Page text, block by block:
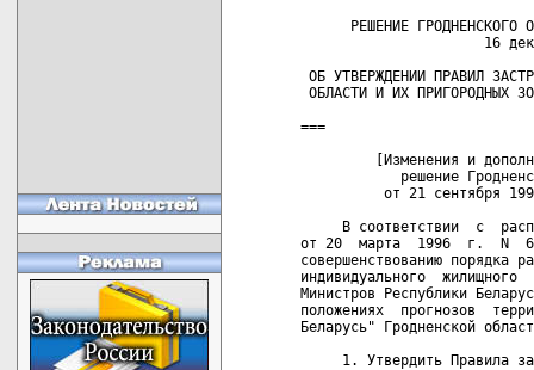
РЕШЕНИЕ ГРОДНЕНСКОГО ОБЛАСТНОГО ИСПОЛНИТЕЛЬНОГО КОМИТЕТА
                      16 декабря 1996 г. N 468

 ОБ УТВЕРЖДЕНИИ ПРАВИЛ ЗАСТРОЙКИ ГОРОДОВ ГРОДНЕНСКОЙ
 ОБЛАСТИ И ИХ ПРИГОРОДНЫХ ЗОН

===

         [Изменения и дополнения:
            решение Гродненского областного исполнительного комитета
          от 21 сентября 1998 г. N 412]

     В соответствии  с  распоряжением Президента Республики Беларусь
от 20  марта  1996  г.  N  65рп  "О  программе первоочередных мер по
совершенствованию порядка размещения, финансирования и осуществления
индивидуального  жилищного  строительства" и постановлением Кабинета
Министров Республики Беларусь от 27 марта 1996 г. N 214 "Об основных
положениях  прогнозов  территориального  развития городов Республики
Беларусь" Гродненской областной исполнительный комитет решил:

     1. Утвердить Правила застройки городов Гродненской области и их
пригородных зон (прилагаются).

     2. Городским и районным исполнительным комитетам, управлениям и
отделам облисполкома,   предприятиям,   организациям   и  гражданам,
осуществляющим строительство, руководствоваться настоящими Правилами
при размещении,  проектировании  и строительстве объектов в городах,
городских поселках и пригородных зонах.

 Первый заместитель председателя                          М.А.ЛОГВИН

 Управляющий делами                                     Р.К.СИДОРЧИК

                                                УТВЕРЖДЕНО
                                                Решение Гродненского
                                                облисполкома
                                                16.12.1996 N 468

           ПРАВИЛА ЗАСТРОЙКИ ГОРОДОВ ГРОДНЕНСКОЙ ОБЛАСТИ
                        И ИХ ПРИГОРОДНЫХ ЗОН

     Правила застройки  городов Гродненской области и их пригородных
зон (далее  -  Правила)  разработаны  на  основе  Примерных   правил
застройки   городов   и   пригородных   зон,  утвержденных  приказом
Министерства архитектуры и строительства Республики Беларусь  от  28
августа 1996  г.  N  292,  в соответствии с распоряжением Президента
Республики Беларусь от 20 марта 1996 г. N 65рп и утверждены решением
Гродненского облисполкома от 16 декабря 1996 г. N 468.
     Деятельность по застройке и территориальному развитию города  и
его пригородной  зоны,  порядок  которой  устанавливается настоящими
Правилами, должна быть направлена на реализацию следующих принципов:
     - создание    устойчивого    развития    благоприятной    среды
жизнедеятельности, улучшение общей экологической обстановки;
     - уважение  и согласование законных прав городского сообщества,
лиц, осуществляющих  строительство,   владельцев   и   пользователей
объектов недвижимого  имущества  при  осуществлении  деятельности по
развитию и застройке города и его пригородной зоны;
     - рациональное    использование    территориальных    ресурсов,
повышение экономической эффективности инвестиционной деятельности на
территориях города и пригородной зоны;
     - создание  и  совершенствование   уникального   архитектурного
облика города   на   основе   творческого   использования   традиций
белорусского градостроительства и архитектуры,  бережного сохранения
и развития  исторической  застройки,  памятников истории и культуры,
природных комплексов.

                         1. Общие положения

     1.1. Правила   застройки   городов   и   их   пригородных   зон
регламентируют архитектурную, градостроительную и землеустроительную
деятельность на территории города и его пригородной зоны; регулируют
отношения  всех  субъектов этой деятельности в процессе планирования
развития города и его  природной  зоны,  разработки  и  согласования
проектной  документации  на  строительство  объектов (строительство,
реконструкцию, модернизацию, капитальный ремонт, реставрацию зданий,
сооружений,      их      частей     или     комплексов,     объектов
инженерно-транспортной    инфраструктуры     и     благоустройства);
устанавливают  порядок  оформления  разрешительной  документации  на
выполнение проектно-изыскательских и строительно-монтажных работ.

     1.2. Правила распространяются:
     - на   территории   в  пределах  существующей  административной
границы города (городского поселка), а также здания, сооружения и их
комплексы, иные         объекты        недвижимого        имущества,
инженерно-транспортные коммуникации и их